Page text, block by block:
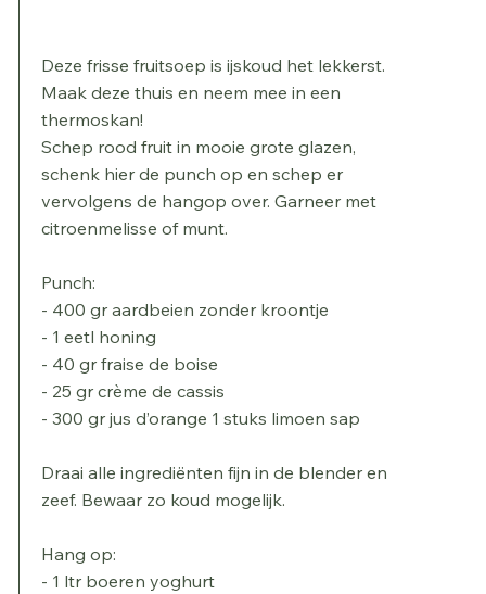
Deze frisse fruitsoep is ijskoud het lekkerst.
Maak deze thuis en neem mee in een
thermoskan!
Schep rood fruit in mooie grote glazen,
schenk hier de punch op en schep er
vervolgens de hangop over. Garneer met
citroenmelisse of munt.
Punch:
- 400 gr aardbeien zonder kroontje
- 1 eetl honing
- 40 gr fraise de boise
- 25 gr crème de cassis
- 300 gr jus d’orange 1 stuks limoen sap
Draai alle ingrediënten fijn in de blender en
zeef. Bewaar zo koud mogelijk.
Hang op:
- 1 ltr boeren yoghurt